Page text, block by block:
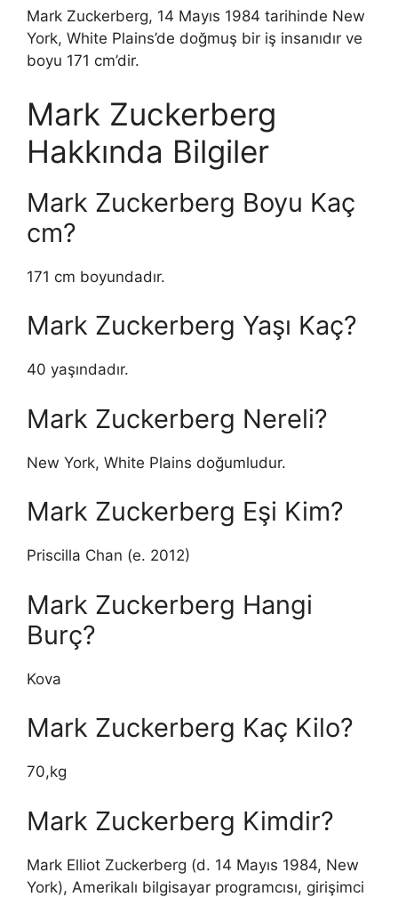
Mark Zuckerberg, 14 Mayıs 1984 tarihinde New
York, White Plains’de doğmuş bir iş insanıdır ve
boyu 171 cm’dir.
Mark Zuckerberg
Hakkında Bilgiler
Mark Zuckerberg Boyu Kaç
cm?
171 cm boyundadır.
Mark Zuckerberg Yaşı Kaç?
40 yaşındadır.
Mark Zuckerberg Nereli?
New York, White Plains doğumludur.
Mark Zuckerberg Eşi Kim?
Priscilla Chan (e. 2012)
Mark Zuckerberg Hangi
Burç?
Kova
Mark Zuckerberg Kaç Kilo?
70,kg
Mark Zuckerberg Kimdir?
Mark Elliot Zuckerberg (d. 14 Mayıs 1984, New
York), Amerikalı bilgisayar programcısı, girişimci